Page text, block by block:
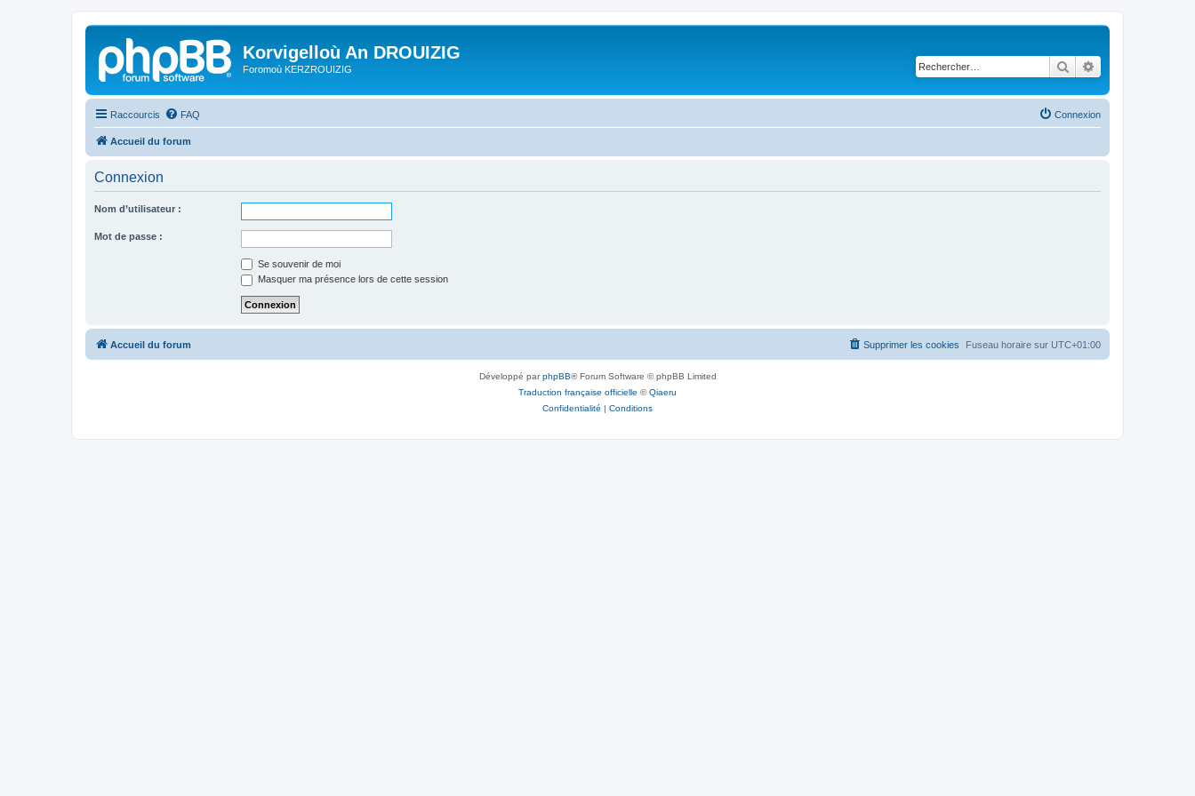
Korvigelloù An DROUIZIG
Foromoù KERZROUIZIG Rechercher
Raccourcis FAQ Connexion
Accueil du forum
Connexion
Nom d’utilisateur :
Mot de passe :
Se souvenir de moi
Masquer ma présence lors de cette session
Accueil du forum Fuseau horaire sur UTC+01:00
Supprimer les cookies
Développé parphpBB® Forum Software © phpBB Limited
Traduction française officielle ©Qiaeru
Confidentialité | Conditions